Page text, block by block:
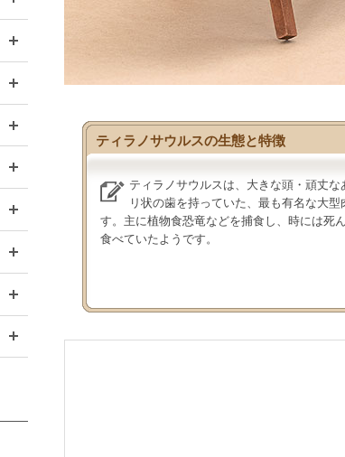
ティラノサウルスの生態と特徴
ティラノサウルス は、大きな頭・頑丈な
リ状の歯を持っていた、最も有名な大型
す。主に植物食恐竜などを捕食し、時には死
食べていたようです。